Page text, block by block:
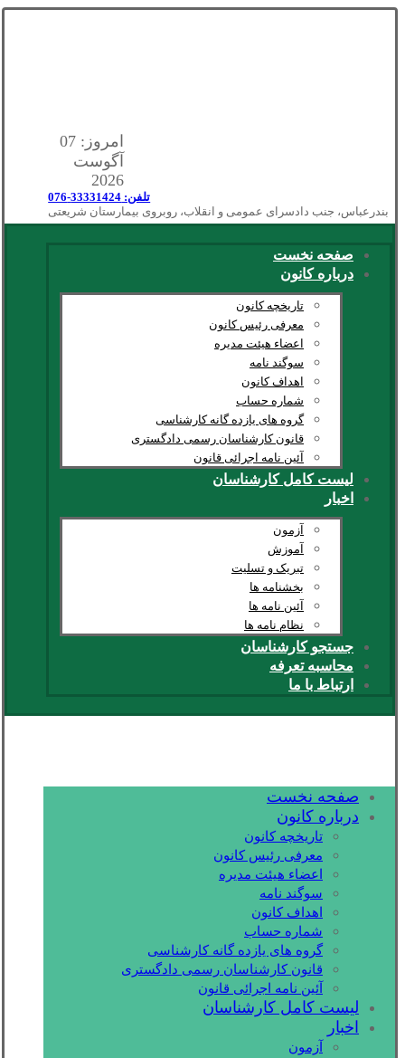
امروز: 07
آگوست
2026
تلفن: 33331424-076
بندرعباس، جنب دادسرای عمومی و انقلاب، روبروی بیمارستان شریعتی
صفحه نخست
درباره کانون
تاریخچه کانون
معرفی رئیس کانون
اعضاء هیئت مدیره
سوگند نامه
اهداف کانون
شماره حساب
گروه های یازده گانه کارشناسی
قانون کارشناسان رسمی دادگستری
آئین نامه اجرائی قانون
لیست کامل کارشناسان
اخبار
آزمون
آموزش
تبریک و تسلیت
بخشنامه ها
آئین نامه ها
نظام نامه ها
جستجو کارشناسان
محاسبه تعرفه
ارتباط با ما
صفحه نخست
درباره کانون
تاریخچه کانون
معرفی رئیس کانون
اعضاء هیئت مدیره
سوگند نامه
اهداف کانون
شماره حساب
گروه های یازده گانه کارشناسی
قانون کارشناسان رسمی دادگستری
آئین نامه اجرائی قانون
لیست کامل کارشناسان
اخبار
آزمون